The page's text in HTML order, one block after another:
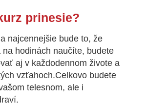
prinesie?
najcennejšie bude to, že
na hodinách naučíte, budete
aj v každodennom živote a
vzťahoch.Celkovo budete
telesnom, ale i